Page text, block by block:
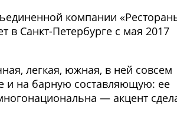
компании
в Санкт-Петербурге с мая 2017
легкая, южная, в ней совсем
и на барную составляющую: ее
— акцент